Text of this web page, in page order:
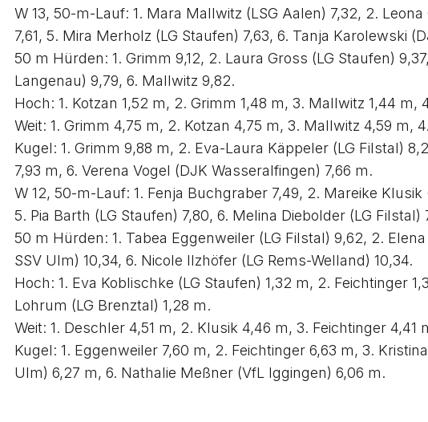
W 13, 50-m-Lauf: 1. Mara Mallwitz (LSG Aalen) 7,32, 2.
7,61, 5. Mira Merholz (LG Staufen) 7,63, 6. Tanja Karolewski
50 m Hürden: 1. Grimm 9,12, 2. Laura Gross (LG Staufen)
Langenau) 9,79, 6. Mallwitz 9,82.
Hoch: 1. Kotzan 1,52 m, 2. Grimm 1,48 m, 3. Mallwitz 1,44 m,
Weit: 1. Grimm 4,75 m, 2. Kotzan 4,75 m, 3. Mallwitz 4,59
Kugel: 1. Grimm 9,88 m, 2. Eva-Laura Käppeler (LG Filstal)
7,93 m, 6. Verena Vogel (DJK Wasseralfingen) 7,66 m.
W 12, 50-m-Lauf: 1. Fenja Buchgraber 7,49, 2. Mareike
5. Pia Barth (LG Staufen) 7,80, 6. Melina Diebolder (LG Filstal)
50 m Hürden: 1. Tabea Eggenweiler (LG Filstal) 9,62, 2.
SSV Ulm) 10,34, 6. Nicole Ilzhöfer (LG Rems-Welland) 10,34.
Hoch: 1. Eva Koblischke (LG Staufen) 1,32 m, 2. Feichtinger
Lohrum (LG Brenztal) 1,28 m.
Weit: 1. Deschler 4,51 m, 2. Klusik 4,46 m, 3. Feichtinger
Kugel: 1. Eggenweiler 7,60 m, 2. Feichtinger 6,63 m, 3.
Ulm) 6,27 m, 6. Nathalie Meßner (VfL Iggingen) 6,06 m.